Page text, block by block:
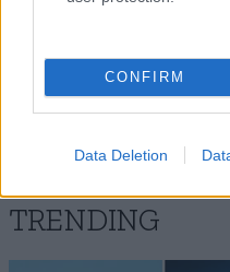
CONFIRM
Data Deletion
Λόγια:Το κάτω κεφάλι
Απαντήστε
TRENDING